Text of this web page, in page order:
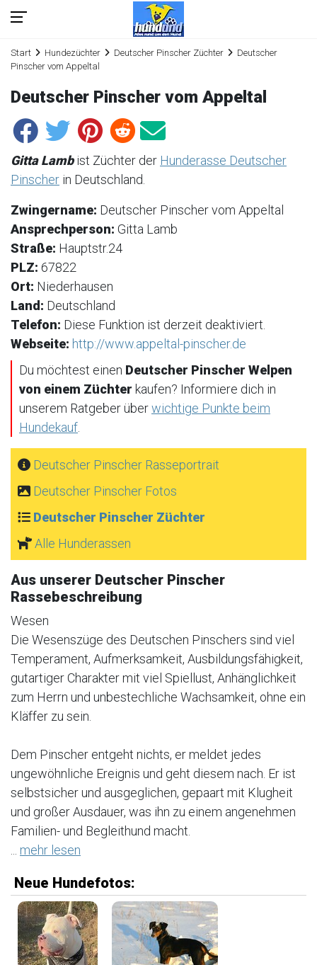
Start Hundezüchter Deutscher Pinscher Züchter
Deutscher
Pinscher vom Appeltal
Deutscher Pinscher vom Appeltal
Gitta Lambist Züchter der Hunderasse Deutscher
Pinscher in Deutschland.
Zwingername: Deutscher Pinscher vom Appeltal
Ansprechperson: Gitta Lamb
Straße: Hauptstr.24
PLZ: 67822
Ort: Niederhausen
Land: Deutschland
Telefon: Diese Funktion ist derzeit deaktiviert.
Webseite: http://www.appeltal-pinscher.de
Du möchtest einen Deutscher Pinscher Welpen
von einem Züchter kaufen? Informiere dich in
unserem Ratgeber überwichtige Punkte beim
Hundekauf
Deutscher Pinscher Rasseportrait
Deutscher Pinscher Fotos
Deutscher Pinscher Züchter
Alle Hunderassen
Aus unserer Deutscher Pinscher
Rassebeschreibung
Wesen
Die Wesenszüge des Deutschen Pinschers sind viel
Temperament, Aufmerksamkeit, Ausbildungsfähigkeit,
gutartiger Charakter mit viel Spiellust, Anhänglichkeit
zum Herrn und unbestechliche Wachsamkeit, ohne ein
Kläffer zu sein.
Dem Pinscher entgeht nichts, er meldet jedes
ungewöhnliche Ereignis und geht diesem nach. Er ist
selbstsicher und ausgeglichen, gepaart mit Klugheit
und großer Ausdauer, was ihn zu einem angenehmen
Familien- und Begleithund macht.
mehr lesen
Neue Hundefotos: